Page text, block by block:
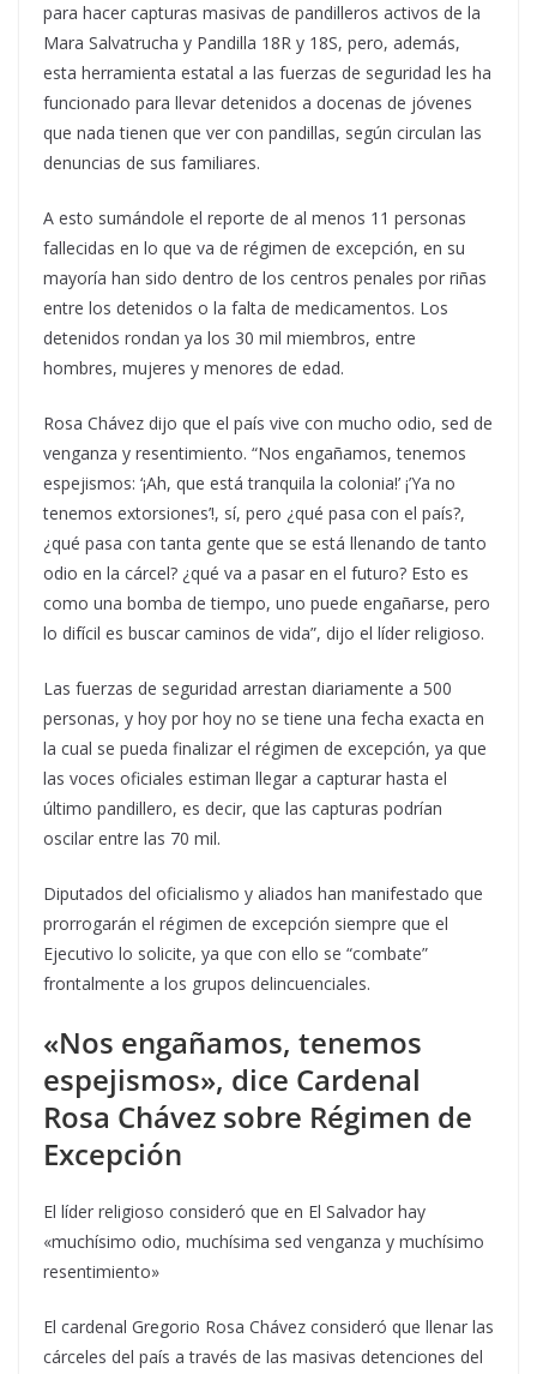
para hacer capturas masivas de pandilleros activos de la
Mara Salvatrucha y Pandilla 18R y 18S, pero, además,
esta herramienta estatal a las fuerzas de seguridad les ha
funcionado para llevar detenidos a docenas de jóvenes
que nada tienen que ver con pandillas, según circulan las
denuncias de sus familiares.
A esto sumándole el reporte de al menos 11 personas
fallecidas en lo que va de régimen de excepción, en su
mayoría han sido dentro de los centros penales por riñas
entre los detenidos o la falta de medicamentos. Los
detenidos rondan ya los 30 mil miembros, entre
hombres, mujeres y menores de edad.
Rosa Chávez dijo que el país vive con mucho odio, sed de
venganza y resentimiento. “Nos engañamos, tenemos
espejismos: ‘¡Ah, que está tranquila la colonia!’ ¡’Ya no
tenemos extorsiones’!, sí, pero ¿qué pasa con el país?,
¿qué pasa con tanta gente que se está llenando de tanto
odio en la cárcel? ¿qué va a pasar en el futuro? Esto es
como una bomba de tiempo, uno puede engañarse, pero
lo difícil es buscar caminos de vida”, dijo el líder religioso.
Las fuerzas de seguridad arrestan diariamente a 500
personas, y hoy por hoy no se tiene una fecha exacta en
la cual se pueda finalizar el régimen de excepción, ya que
las voces oficiales estiman llegar a capturar hasta el
último pandillero, es decir, que las capturas podrían
oscilar entre las 70 mil.
Diputados del oficialismo y aliados han manifestado que
prorrogarán el régimen de excepción siempre que el
Ejecutivo lo solicite, ya que con ello se “combate”
frontalmente a los grupos delincuenciales.
«Nos engañamos, tenemos
espejismos», dice Cardenal
Rosa Chávez sobre Régimen de
Excepción
El líder religioso consideró que en El Salvador hay
«muchísimo odio, muchísima sed venganza y muchísimo
resentimiento»
El cardenal Gregorio Rosa Chávez consideró que llenar las
cárceles del país a través de las masivas detenciones del